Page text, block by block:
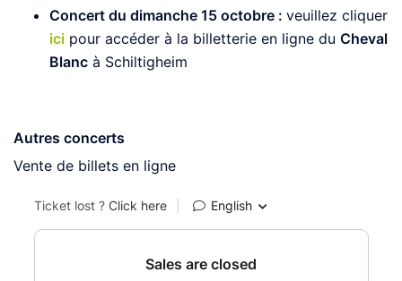
Concert du dimanche 15 octobre : veuillez cliquer
ici pour accéder à la billetterie en ligne du Cheval
Blanc à Schiltigheim
Autres concerts
Vente de billets en ligne